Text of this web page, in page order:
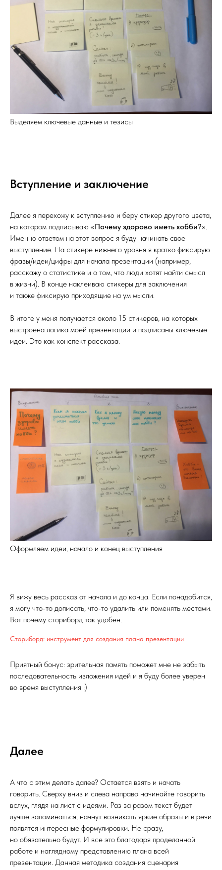
Выделяем ключевые данные и тезисы
Вступление и заключение
Далее я перехожу к вступлению и беру стикер другого цвета,
на котором подписываю «Почему здорово иметь хобби?».
Именно ответом на этот вопрос я буду начинать свое
выступление. На стикере нижнего уровня я кратко фиксирую
фразы/идеи/цифры для начала презентации (например,
расскажу о статистике и о том, что люди хотят найти смысл
в жизни). В конце наклеиваю стикеры для заключения
и также фиксирую приходящие на ум мысли.
В итоге у меня получается около 15 стикеров, на которых
выстроена логика моей презентации и подписаны ключевые
идеи. Это как конспект рассказа.
Оформляем идеи, начало и конец выступления
Я вижу весь рассказ от начала и до конца. Если понадобится,
я могу что-то дописать, что-то удалить или поменять местами.
Вот почему сториборд так удобен.
Сториборд: инструмент для создания плана презентации
Приятный бонус: зрительная память поможет мне не забыть
последовательность изложения идей и я буду более уверен
во время выступления :)
Далее
А что с этим делать далее? Остается взять и начать
говорить. Сверху вниз и слева направо начинайте говорить
вслух, глядя на лист с идеями. Раз за разом текст будет
лучше запоминаться, начнут возникать яркие образы и в речи
появятся интересные формулировки. Не сразу,
но обязательно будут. И все это благодаря проделанной
работе и наглядному представлению плана всей
презентации. Данная методика создания сценария